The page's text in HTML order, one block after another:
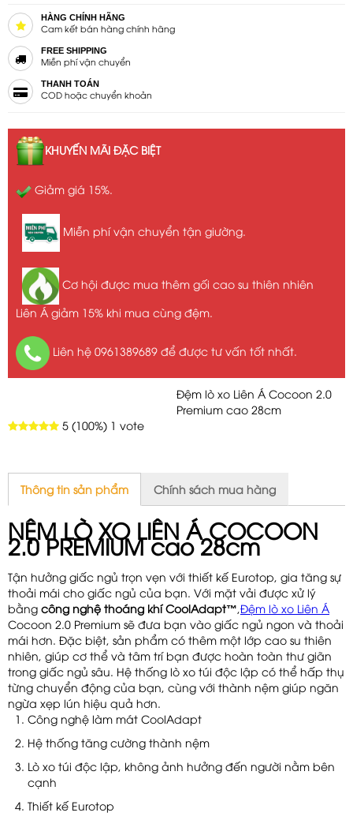
HÀNG CHÍNH HÃNG
Cam kết bán hàng chính hãng
FREE SHIPPING
Miễn phí vận chuyển
THANH TOÁN
COD hoặc chuyển khoản
KHUYẾN MÃI ĐẶC BIỆT
Giảm giá 15%.
Miễn phí vận chuyển tận giường.
Cơ hội được mua thêm gối cao su thiên nhiên
Liên Á giảm 15% khi mua cùng đệm.
Liên hệ 0961389689 để được tư vấn tốt nhất.
Đệm lò xo Liên Á Cocoon 2.0
Premium cao 28cm
5 (100%) 1 vote
Thông tin sản phẩm Chính sách mua hàng
NỆM LÒ XO LIÊN Á COCOON
2.0 PREMIUM cao 28cm
Tận hưởng giấc ngủ trọn vẹn với thiết kế Eurotop, gia tăng sự
thoải mái cho giấc ngủ của bạn. Với mặt vải được xử lý
bằng công nghệ thoáng khí CoolAdapt™ Đệm lò xo Liên Á
Cocoon 2.0 Premium sẽ đưa bạn vào giấc ngủ ngon và thoải
mái hơn. Đặc biệt, sản phẩm có thêm một lớp cao su thiên
nhiên, giúp cơ thể và tâm trí bạn được hoàn toàn thư giãn
trong giấc ngủ sâu. Hệ thống lò xo túi độc lập có thể hấp thụ
từng chuyển động của bạn, cùng với thành nệm giúp ngăn
ngừa xẹp lún hiệu quả hơn.
Công nghệ làm mát CoolAdapt
Hệ thống tăng cường thành nệm
Lò xo túi độc lập, không ảnh hưởng đến người nằm bên
cạnh
Thiết kế Eurotop